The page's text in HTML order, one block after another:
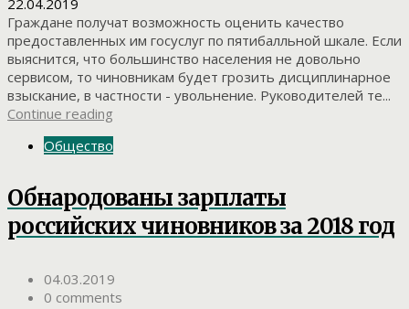
Граждане получат возможность оценить качество
предоставленных им госуслуг по пятибалльной шкале. Если
выяснится, что большинство населения не довольно
сервисом, то чиновникам будет грозить дисциплинарное
взыскание, в частности - увольнение. Руководителей те...
Continue reading
Общество
Обнародованы зарплаты
российских чиновников за 2018 год
04.03.2019
0 comments